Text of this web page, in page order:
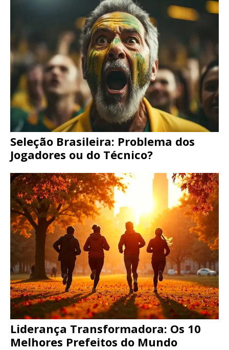
Seleção Brasileira: Problema dos
Jogadores ou do Técnico?
Liderança Transformadora: Os 10
Melhores Prefeitos do Mundo